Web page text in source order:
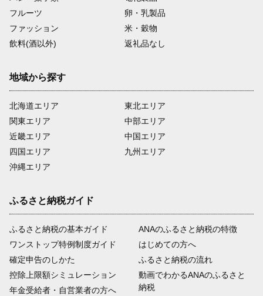
フルーツ
卵・乳製品
ファッション
米・穀物
飲料(酒以外)
返礼品なし
地域から探す
北海道エリア
関東エリア
近畿エリア
四国エリア
沖縄エリア
東北エリア
中部エリア
中国エリア
九州エリア
ふるさと納税ガイド
ふるさと納税の基本ガイド
ワンストップ特例制度ガイド
確定申告のしかた
控除上限額シミュレーション
年金受給者・自営業者の方へ
ANAのふるさと納税の特徴
はじめての方へ
ふるさと納税の流れ
動画でわかるANAのふるさと
納税